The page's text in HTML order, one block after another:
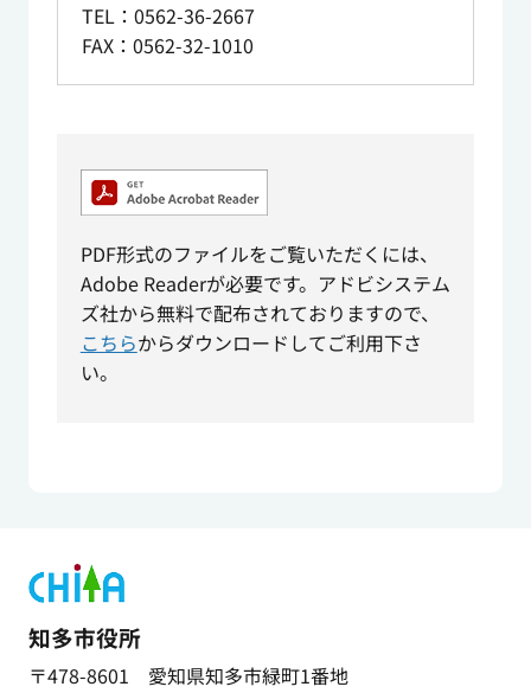
TEL：0562-36-2667
FAX：0562-32-1010
PDF形式のファイルをご覧いただくには、
Adobe Readerが必要です。アドビシステム
ズ社から無料で配布されておりますので、
こちらからダウンロードしてご利用下さ
い。
知多市役所
〒478-8601 愛知県知多市緑町1番地